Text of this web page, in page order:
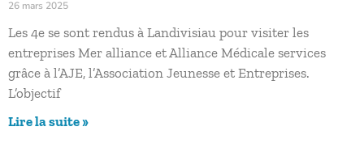
26 mars 2025
Les 4e se sont rendus à Landivisiau pour visiter les
entreprises Mer alliance et Alliance Médicale services
grâce à l’AJE, l’Association Jeunesse et Entreprises.
L’objectif
Lire la suite »